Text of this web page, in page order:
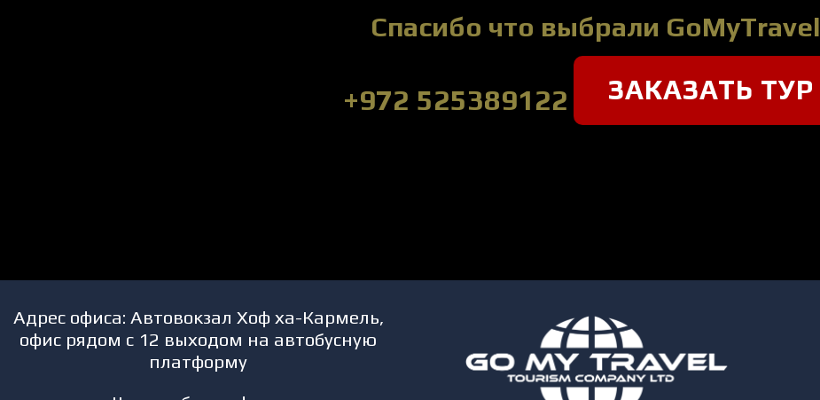
Спасибо что выбрали GoMyTravel
+972 525389122 ЗАКАЗАТЬ ТУР
Адрес офиса: Автовокзал Хоф ха-Кармель,
офис рядом с 12 выходом на автобусную
платформу